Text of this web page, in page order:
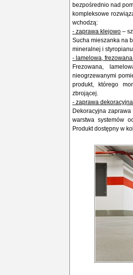
bezpośrednio nad
kompleksowe
wchodzą:
- zaprawa klejowo –
Sucha mieszanka na
mineralnej i
- lamelowa,
Frezowana,
nieogrzewanymi
produkt, którego
zbrojącej.
- zaprawa
Dekoracyjna
warstwa systemów
Produkt dostępny w